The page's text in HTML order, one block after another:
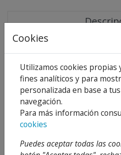
Características
Cuerpo, florón y caño
latón según UNE-EN
Cromado según EN
Cookies
Utilizamos cookies propias
fines analíticos y para
personalizada en base a
navegación.
Para más información
cookies
Puedes aceptar todas las